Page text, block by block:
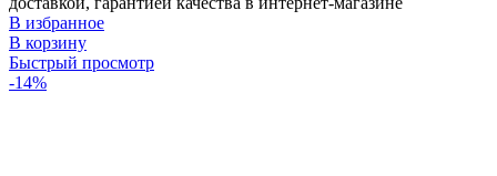
Для Форд Транзит
22
Для Фотон
22
В избранное
В корзину
Быстрый просмотр
-14%